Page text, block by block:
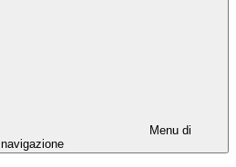
Menu di
navigazione